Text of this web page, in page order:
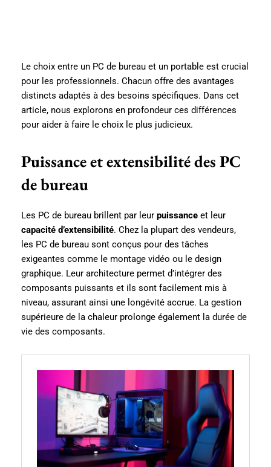
Le choix entre un PC de bureau et un portable est crucial
pour les professionnels. Chacun offre des avantages
distincts adaptés à des besoins spécifiques. Dans cet
article, nous explorons en profondeur ces différences
pour aider à faire le choix le plus judicieux.
Puissance et extensibilité des PC
de bureau
Les PC de bureau brillent par leur puissance et leur
capacité d’extensibilité. Chez la plupart des vendeurs,
les PC de bureau sont conçus pour des tâches
exigeantes comme le montage vidéo ou le design
graphique. Leur architecture permet d’intégrer des
composants puissants et ils sont facilement mis à
niveau, assurant ainsi une longévité accrue. La gestion
supérieure de la chaleur prolonge également la durée de
vie des composants.